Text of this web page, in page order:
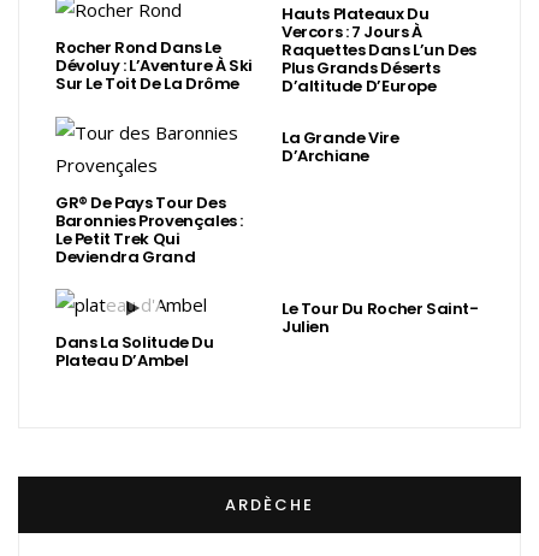
Rocher Rond Dans Le
Dévoluy : L’Aventure À Ski
Sur Le Toit De La Drôme
Hauts Plateaux Du
Vercors : 7 Jours À
Raquettes Dans L’un Des
Plus Grands Déserts
D’altitude D’Europe
GR® De Pays Tour Des
Baronnies Provençales :
Le Petit Trek Qui
Deviendra Grand
La Grande Vire
D’Archiane
Dans La Solitude Du
Plateau D’Ambel
Le Tour Du Rocher Saint-
Julien
ARDÈCHE